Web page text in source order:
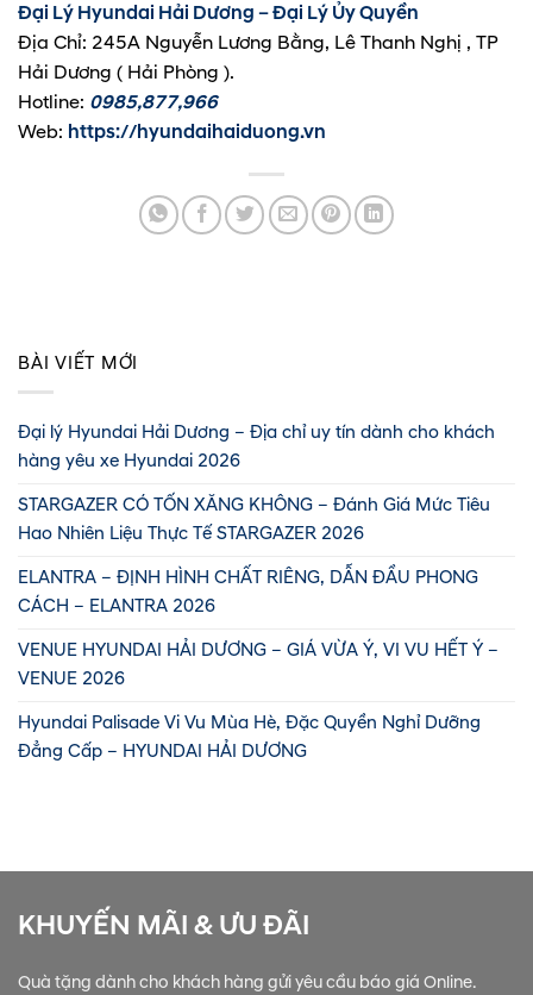
Đại Lý Hyundai Hải Dương – Đại Lý Ủy Quyền
Địa Chỉ: 245A Nguyễn Lương Bằng, Lê Thanh Nghị , TP
Hải Dương ( Hải Phòng ).
Hotline: 0985,877,966
Web: https://hyundaihaiduong.vn
BÀI VIẾT MỚI
Đại lý Hyundai Hải Dương – Địa chỉ uy tín dành cho khách
hàng yêu xe Hyundai 2026
STARGAZER CÓ TỐN XĂNG KHÔNG – Đánh Giá Mức Tiêu
Hao Nhiên Liệu Thực Tế STARGAZER 2026
ELANTRA – ĐỊNH HÌNH CHẤT RIÊNG, DẪN ĐẦU PHONG
CÁCH – ELANTRA 2026
VENUE HYUNDAI HẢI DƯƠNG – GIÁ VỪA Ý, VI VU HẾT Ý –
VENUE 2026
Hyundai Palisade Vi Vu Mùa Hè, Đặc Quyền Nghỉ Dưỡng
Đẳng Cấp – HYUNDAI HẢI DƯƠNG
KHUYẾN MÃI & ƯU ĐÃI
Quà tặng dành cho khách hàng gửi yêu cầu báo giá Online.